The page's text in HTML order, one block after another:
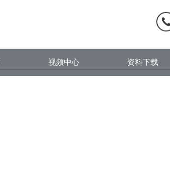
视频中心 资料下载